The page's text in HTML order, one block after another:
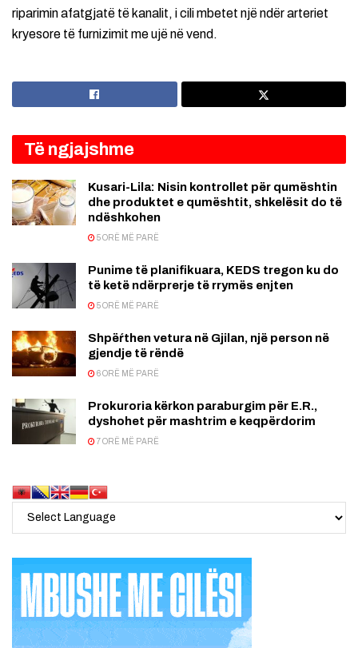
riparimin afatgjatë të kanalit, i cili mbetet një ndër arteriet
kryesore të furnizimit me ujë në vend.
Të ngjajshme
Kusari-Lila: Nisin kontrollet për qumështin
dhe produktet e qumështit, shkelësit do të
ndëshkohen
5 ORË MË PARË
Punime të planifikuara, KEDS tregon ku do
të ketë ndërprerje të rrymës enjten
5 ORË MË PARË
Shpëŕthen vetura në Gjilan, një person në
gjendje të rëndë
6 ORË MË PARË
Prokuroria kërkon paraburgim për E.R.,
dyshohet për mashtrim e keqpërdorim
7 ORË MË PARË